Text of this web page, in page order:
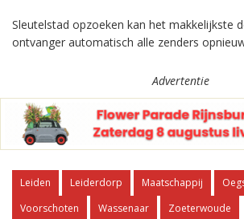
Sleutelstad opzoeken kan het makkelijkste
ontvanger automatisch alle zenders
Advertentie
Leiden Leiderdorp Maatschappij
Voorschoten
Wassenaar Zoeterwoude